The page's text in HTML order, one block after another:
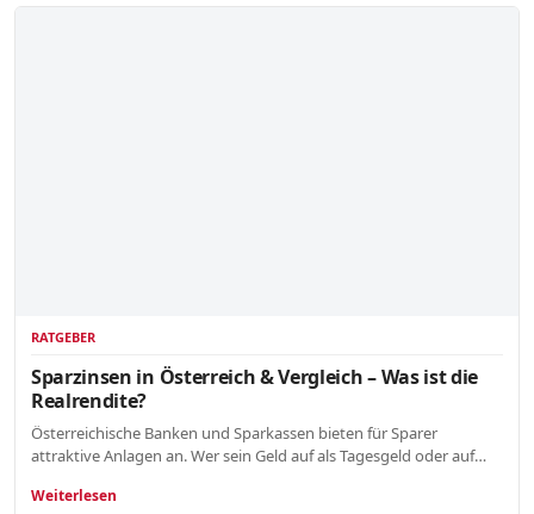
RATGEBER
Sparzinsen in Österreich & Vergleich – Was ist die
Realrendite?
Österreichische Banken und Sparkassen bieten für Sparer
attraktive Anlagen an. Wer sein Geld auf als Tagesgeld oder auf…
Weiterlesen